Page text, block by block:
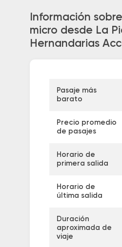
Información
micro desde La
Hernandarias
Pasaje más
barato
Precio promedio
de pasajes
Horario de
primera salida
Horario de
última salida
Duración
aproximada de
viaje